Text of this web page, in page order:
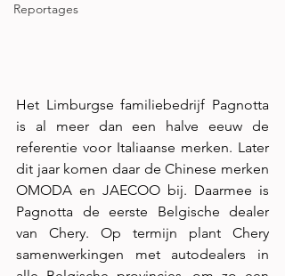
Reportages
Het Limburgse familiebedrijf Pagnotta
is al meer dan een halve eeuw de
referentie voor Italiaanse merken. Later
dit jaar komen daar de Chinese merken
OMODA en JAECOO bij. Daarmee is
Pagnotta de eerste Belgische dealer
van Chery. Op termijn plant Chery
samenwerkingen met autodealers in